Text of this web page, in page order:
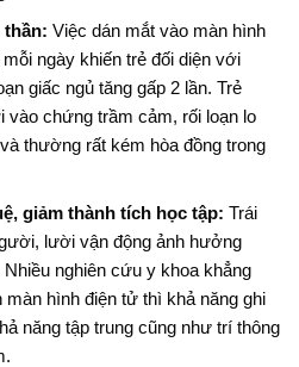
thần: Việc dán mắt vào màn hình
ngày khiến trẻ đối diện với
giấc ngủ tăng gấp 2 lần. Trẻ
vào chứng trầm cảm, rối loạn lo
thường rất kém hòa đồng trong
giảm thành tích học tập: Trái
lười vận động ảnh hưởng
nghiên cứu y khoa khẳng
màn hình điện tử thì khả năng ghi
năng tập trung cũng như trí thông